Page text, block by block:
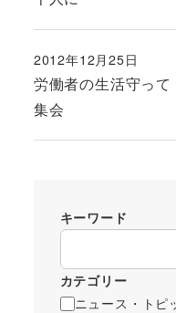
労働者の生活守っ
集会
投稿日
2012年12月25日
キーワード
カテゴリー
ニュース・トピ